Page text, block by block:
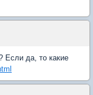
Если да, то какие